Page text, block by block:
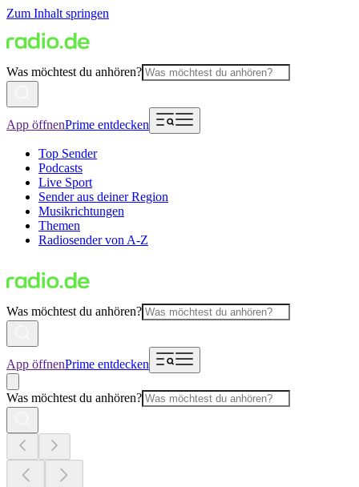
Zum Inhalt springen
Was möchtest du anhören?
App öffnenPrime entdecken
Top Sender
Podcasts
Live Sport
Sender aus deiner Region
Musikrichtungen
Themen
Radiosender von A-Z
Was möchtest du anhören?
App öffnenPrime entdecken
Was möchtest du anhören?